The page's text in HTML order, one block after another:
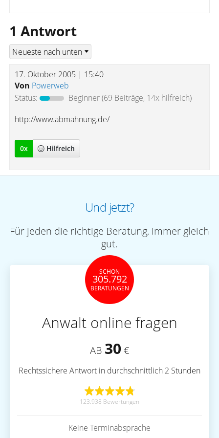
1 Antwort
17. Oktober 2005 | 15:40
Von Powerweb
Status:
Beginner(69 Beiträge, 14x hilfreich)
http://www.abmahnung.de/
0x Hilfreich
Und jetzt?
Für jeden die richtige Beratung, immer gleich
gut.
SCHON
305.792
BERATUNGEN
Anwalt online fragen
AB 30 €
Rechtssichere Antwort in durchschnittlich 2 Stunden
123.938 Bewertungen
Keine Terminabsprache